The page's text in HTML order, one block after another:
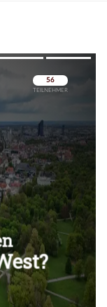
Überspringen
Überspringen